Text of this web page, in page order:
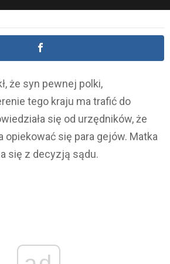
że syn pewnej polki,
tego kraju ma trafić do
się od urzędników, że
opiekować się para gejów. Matka
się z decyzją sądu.